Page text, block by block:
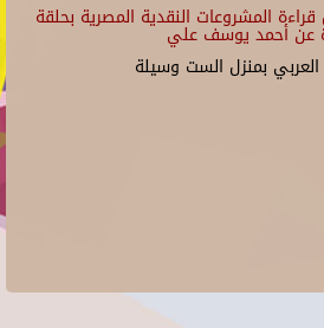
المشروعات النقدية المصرية بحلقة
عن أحمد يوسف علي
بمنزل الست وسيلة